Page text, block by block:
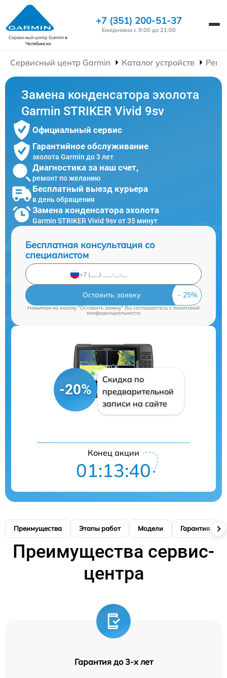
Сервисный центр Garminв
Челябинске
+7 (351) 200-51-37
Ежедневно с 9:00 до 21:00
Сервисный центр Garmin Каталог устройств
Замена конденсатора эхолота
Garmin STRIKER Vivid 9sv
Официальный сервис
Гарантийное обслуживание
эхолота Garmin до 3 лет
Диагностика за наш счет,
ремонт по желанию
Бесплатный выезд курьера
в день обращения
Замена конденсатора эхолота
Garmin STRIKER Vivid 9sv от 35 минут
Бесплатная консультация со
специалистом
Оставить заявку
Нажимая на кнопку "Оставить заявку" Вы соглашаетесь cполитикой
конфиденциальности
-20%
Скидка по
предварительной
записи на сайте
Конец акции
01:13:39
Преимущества Этапы работ Модели Гарантия
Преимущества сервис-
центра
Гарантия до 3-х лет